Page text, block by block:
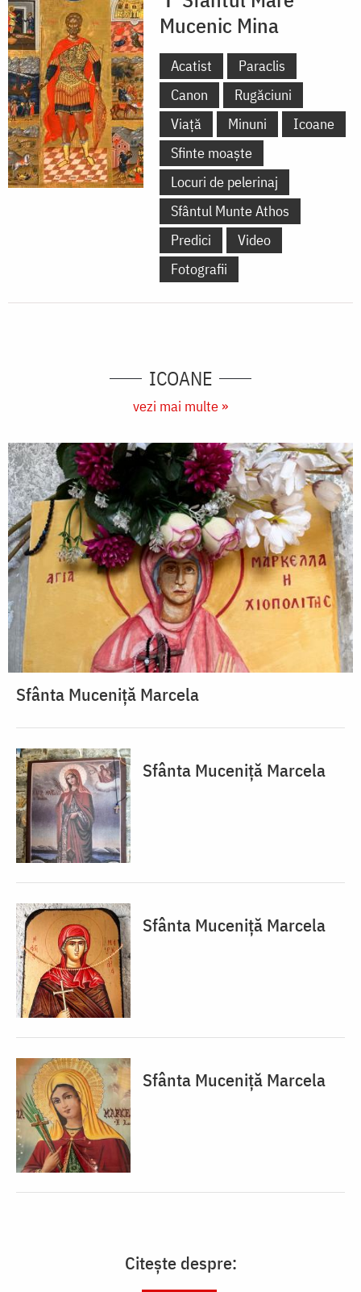
Mucenic Mina
Acatist
Paraclis
Canon
Rugăciuni
Viață
Minuni
Icoane
Sfinte moaște
Locuri de pelerinaj
Sfântul Munte Athos
Predici
Video
Fotografii
ICOANE
vezi mai multe »
Sfânta Muceniță Marcela
Sfânta Muceniță Marcela
Sfânta Muceniță Marcela
Sfânta Muceniță Marcela
Citește despre: